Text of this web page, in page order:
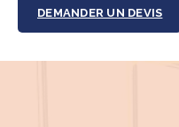
DEMANDER UN DEVIS